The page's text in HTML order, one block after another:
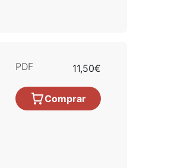
PDF 11,50€
Comprar